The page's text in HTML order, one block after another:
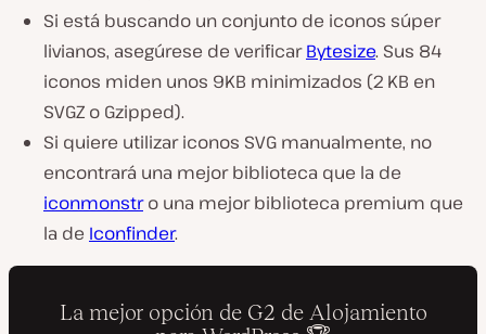
Si está buscando un conjunto de iconos súper
livianos, asegúrese de verificarBytesize. Sus 84
iconos miden unos 9KB minimizados (2 KB en
SVGZ o Gzipped).
Si quiere utilizar iconos SVG manualmente, no
encontrará una mejor biblioteca que la de
iconmonstro una mejor biblioteca premium que
la de Iconfinder.